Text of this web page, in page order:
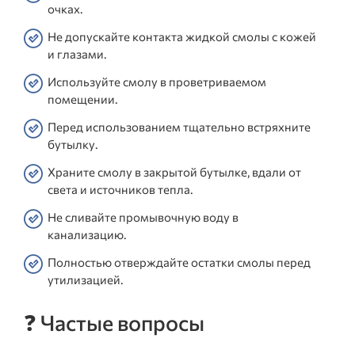
очках.
Не допускайте контакта жидкой смолы с кожей
и глазами.
Используйте смолу в проветриваемом
помещении.
Перед использованием тщательно встряхните
бутылку.
Храните смолу в закрытой бутылке, вдали от
света и источников тепла.
Не сливайте промывочную воду в
канализацию.
Полностью отверждайте остатки смолы перед
утилизацией.
❓ Частые вопросы